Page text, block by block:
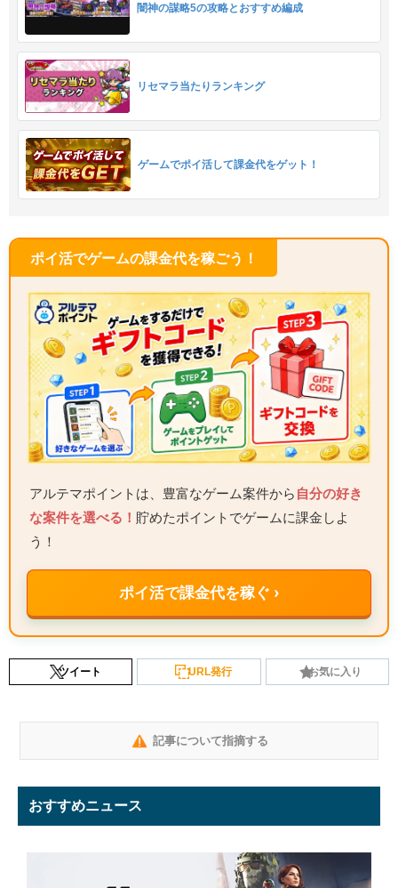
闇神の謀略5の攻略とおすすめ編成
リセマラ当たりランキング
ゲームでポイ活して課金代をゲット！
ポイ活でゲームの課金代を稼ごう！
アルテマポイントは、豊富なゲーム案件から 自分の好き
な案件を選べる！ 貯めたポイントでゲームに課金しよ
う！
ポイ活で課金代を稼ぐ ›
ツイート URL発行 お気に入り
記事について指摘する
おすすめニュース